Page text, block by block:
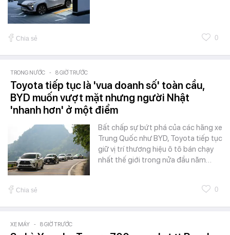
Chia sẻ 0
TRONG NƯỚC - 8 GIỜ TRƯỚC
Toyota tiếp tục là 'vua doanh số' toàn cầu,
BYD muốn vượt mặt nhưng người Nhật
'nhanh hơn' ở một điểm
Bất chấp sự bứt phá của các hãng xe
Trung Quốc như BYD, Toyota tiếp tục
giữ vị trí thương hiệu ô tô bán chạy
nhất thế giới trong nửa đầu năm…
Chia sẻ 0
XE MÁY - 8 GIỜ TRƯỚC